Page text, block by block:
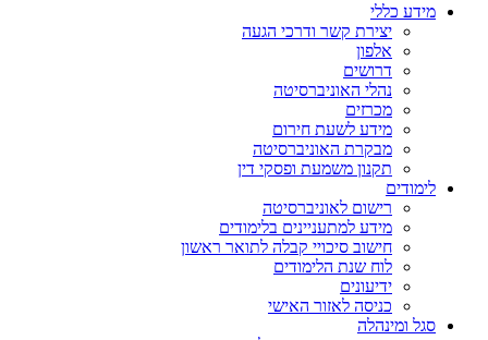
מידע כללי
יצירת קשר ודרכי הגעה
אלפון
דרושים
נהלי האוניברסיטה
מכרזים
מידע לשעת חירום
מבקרת האוניברסיטה
תקנון משמעת ופסקי דין
לימודים
רישום לאוניברסיטה
מידע למתעניינים בלימודים
חישוב סיכויי קבלה לתואר ראשון
לוח שנת הלימודים
ידיעונים
כניסה לאזור האישי
סגל ומינהלה